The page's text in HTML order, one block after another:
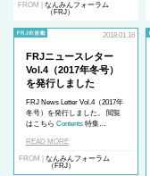
FROM | なんみんフォーラム
（FRJ）
2018.01.16
FRJニュースレター
Vol.4（2017年冬号）
を発行しました
FRJ News Letter Vol.4（2017年
冬号）を発行しました。 閲覧
はこちら Contents 特集…
READ MORE
FROM | なんみんフォーラム
（FRJ）